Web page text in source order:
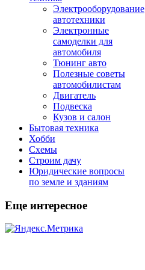
Электрооборудование
автотехники
Электронные
самоделки для
автомобиля
Тюнинг авто
Полезные советы
автомобилистам
Двигатель
Подвеска
Кузов и салон
Бытовая техника
Хобби
Схемы
Строим дачу
Юридические вопросы
по земле и зданиям
Еще интересное